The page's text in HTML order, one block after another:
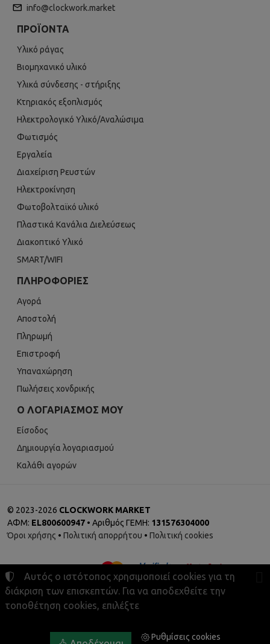
info@clockwork.market
ΠΡΟΪΌΝΤΑ
Υλικό ράγας
Βιομηχανικό υλικό
Υλικά σύνδεσης - στήριξης
Κτηριακός εξοπλισμός
Ηλεκτρολογικό Υλικό/Αναλώσιμα
Φωτισμός
Εργαλεία
Διαχείριση Ρευστών
Ηλεκτροκίνηση
Φωτοβολταϊκό υλικό
Πλαστικά Κανάλια Διελεύσεως
Διακοπτικό Υλικό
SMART/WIFI
ΠΛΗΡΟΦΟΡΊΕΣ
Αγορά
Αποστολή
Πληρωμή
Επιστροφή
Υπαναχώρηση
Πωλήσεις χονδρικής
Ο ΛΟΓΑΡΙΑΣΜΌΣ ΜΟΥ
Είσοδος
Δημιουργία λογαριασμού
Καλάθι αγορών
© 2023-2026 CLOCKWORK MARKET
ΑΦΜ: EL800600947 • Αριθμός ΓΕΜΗ: 131576304000
Όροι χρήσης • Πολιτική απορρήτου • Πολιτική cookies
Αυτός ο ιστότοπος χρησιμοποιεί cookies για τη
διάκριση των επισκεπτών. Για να αποδεχθείτε την
τοποθέτηση cookies, επιλέξτε
Ρυθμίσεις cookies